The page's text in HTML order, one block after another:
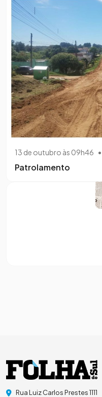
13 de outubro às 09h46 •
Patrolamento
Rua Luiz Carlos Prestes 1111